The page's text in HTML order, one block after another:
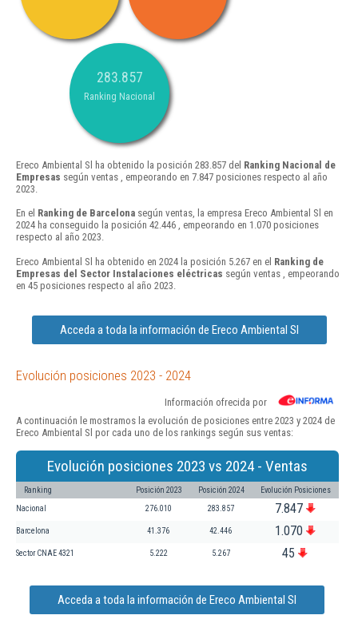
283.857
Ranking Nacional
Ereco Ambiental Sl ha obtenido la posición 283.857 del Ranking Nacional de
Empresas según ventas , empeorando en 7.847 posiciones respecto al año
2023.
En el Ranking de Barcelona según ventas, la empresa Ereco Ambiental Sl en
2024 ha conseguido la posición 42.446 , empeorando en 1.070 posiciones
respecto al año 2023.
Ereco Ambiental Sl ha obtenido en 2024 la posición 5.267 en el Ranking de
Empresas del Sector Instalaciones eléctricas según ventas , empeorando
en 45 posiciones respecto al año 2023.
Acceda a toda la información de Ereco Ambiental Sl
Evolución posiciones 2023 - 2024
Información ofrecida por
A continuación le mostramos la evolución de posiciones entre 2023 y 2024 de
Ereco Ambiental Sl por cada uno de los rankings según sus ventas:
Evolución posiciones 2023 vs 2024 - Ventas
Ranking Posición 2023 Posición 2024 Evolución Posiciones
Nacional 276.010 283.857 7.847
Barcelona 41.376 42.446 1.070
Sector CNAE 4321 5.222 5.267 45
Acceda a toda la información de Ereco Ambiental Sl